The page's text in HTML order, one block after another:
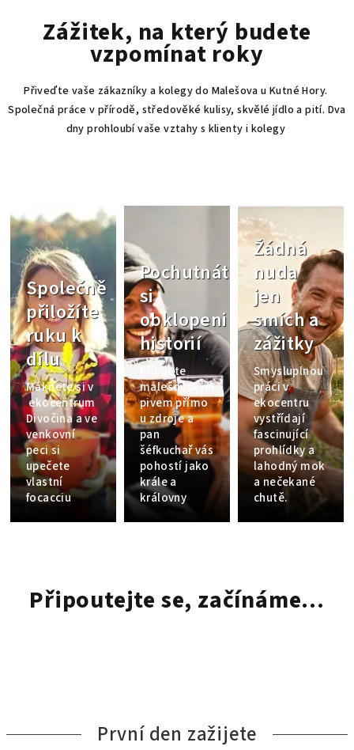
Zážitek, na který budete
vzpomínat roky
Přiveďte vaše zákazníky a kolegy do Malešova u Kutné Hory.
Společná práce v přírodě, středověké kulisy, skvělé jídlo a pití. Dva
dny prohloubí vaše vztahy s klienty i kolegy
Společně
přiložíte
ruku k
dílu
Máknete si v
ekocentrum
Divočina a ve
venkovní
peci si
upečete
vlastní
focacciu
Pochutnáte
si
obklopeni
historií
Připijete
malešovským
pivem přímo
u zdroje a
pan
šéfkuchař vás
pohostí jako
krále a
královny
Žádná
nuda
jen
smích a
zážitky
Smysluplnou
práci v
ekocentru
vystřídají
fascinující
prohlídky a
lahodný mok
a nečekané
chutě.
Připoutejte se, začínáme...
První den zažijete